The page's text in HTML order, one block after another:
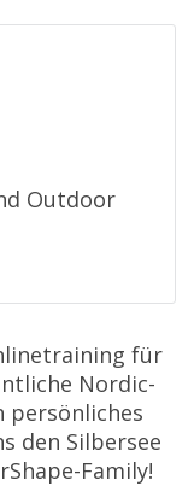
Outdoor
für
Nordic-
persönliches
den Silbersee
Family!